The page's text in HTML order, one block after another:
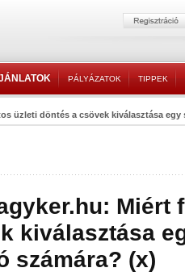
PÁLYÁZATOK TIPPEK
üzleti döntés a csövek kiválasztása
Miért
kiválasztása
számára? (x)